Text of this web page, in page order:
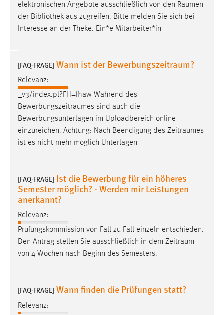
elektronischen Angebote ausschließlich von den Räumen
der Bibliothek aus zugreifen. Bitte melden Sie sich bei
Interesse an der Theke. Ein*e Mitarbeiter*in
[FAQ-FRAGE] Wann ist der Bewerbungszeitraum?
Relevanz:
_v3/index.pl?FH=fhaw Während des
Bewerbungszeitraumes sind auch die
Bewerbungsunterlagen im Uploadbereich online
einzureichen. Achtung: Nach Beendigung des Zeitraumes
ist es nicht mehr möglich Unterlagen
[FAQ-FRAGE] Ist die Bewerbung für ein höheres
Semester möglich? - Werden mir Leistungen
anerkannt?
Relevanz:
Prüfungskommission von Fall zu Fall einzeln entschieden.
Den Antrag stellen Sie ausschließlich in dem Zeitraum
von 4 Wochen nach Beginn des Semesters.
[FAQ-FRAGE] Wann finden die Prüfungen statt?
Relevanz:
Zweck:
Wird benötigt um die Chatfunktion nutzen zu können.
5e9dbeb1811c0446 = Sitzungslaufzeit, mibew_locale = 3
Login
Name:
fe_user, be_user, be_lastLoginProvider
Cookie Laufzeit:
24 Stunden
STATISTIK
Statistik Cookies erfassen Informationen anonym.
Matomo